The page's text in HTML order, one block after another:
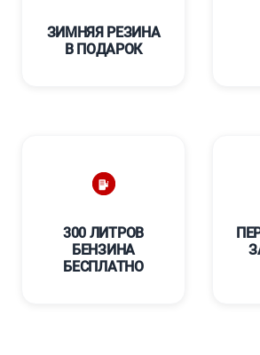
ЗИМНЯЯ РЕЗИНА
В ПОДАРОК
300 ЛИТРОВ
БЕНЗИНА
БЕСПЛАТНО